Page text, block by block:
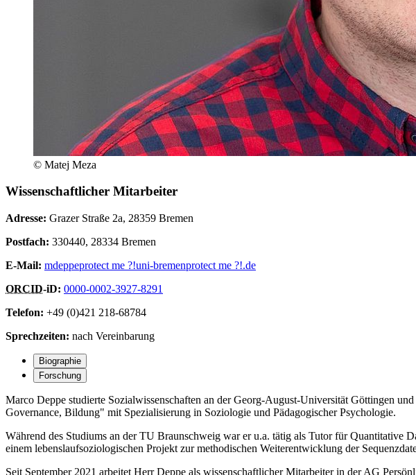
© Matej Meza
Wissenschaftlicher Mitarbeiter
Adresse: Grazer Straße 2a, 28359 Bremen
Postfach: 330440, 28334 Bremen
E-Mail: mdeppeprotect me ?!uni-bremenprotect me ?!.de
ORCID-iD: 0000-0002-3927-8291
Telefon: +49 (0)421 218-68784
Sprechzeiten: nach Vereinbarung
Biographie
Forschung
Marco Deppe studierte Sozialwissenschaften an der Georg-August-Universität Göttingen
Governance, Bildung" mit Spezialisierung in Soziologie und Pädagogischer Psychologie.
Während des Studiums an der TU Braunschweig war er u.a. tätig als Tutor für
einem lebenslaufsoziologischen Projekt zur methodischen Weiterentwicklung der
Seit September 2021 arbeitet Herr Deppe als wissenschaftlicher Mitarbeiter in der AG